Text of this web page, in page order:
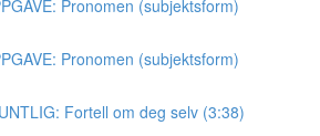
Pronomen (subjektsform)
Pronomen (subjektsform)
Fortell om deg selv (3:38)